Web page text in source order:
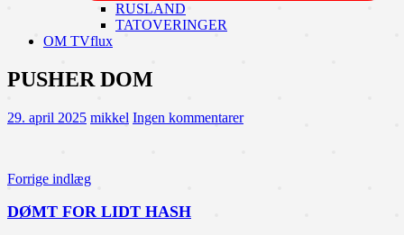
RUSLAND
TATOVERINGER
OM TVflux
PUSHER DOM
29. april 2025 mikkel Ingen kommentarer
Indlægsnavigation
Forrige indlæg
DØMT FOR LIDT HASH